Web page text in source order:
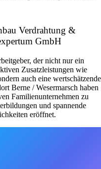
Verdrahtung &
GmbH
der nicht nur ein
Zusatzleistungen wie
auch eine wertschätzende
Berne / Wesermarsch haben
Familienunternehmen zu
und spannende
eröffnet.